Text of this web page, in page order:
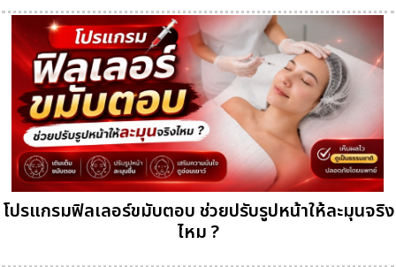
โปรแกรมฟิลเลอร์ขมับตอบ ช่วยปรับรูปหน้าให้ละมุนจริง
ไหม ?